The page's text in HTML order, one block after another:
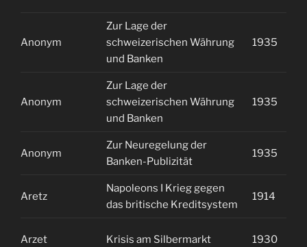
Anonym
Zur Lage der
schweizerischen Währung
und Banken
1935
Anonym
Zur Lage der
schweizerischen Währung
und Banken
1935
Anonym
Zur Neuregelung der
Banken-Publizität
1935
Aretz
Napoleons I Krieg gegen
das britische Kreditsystem
1914
Arzet Krisis am Silbermarkt 1930